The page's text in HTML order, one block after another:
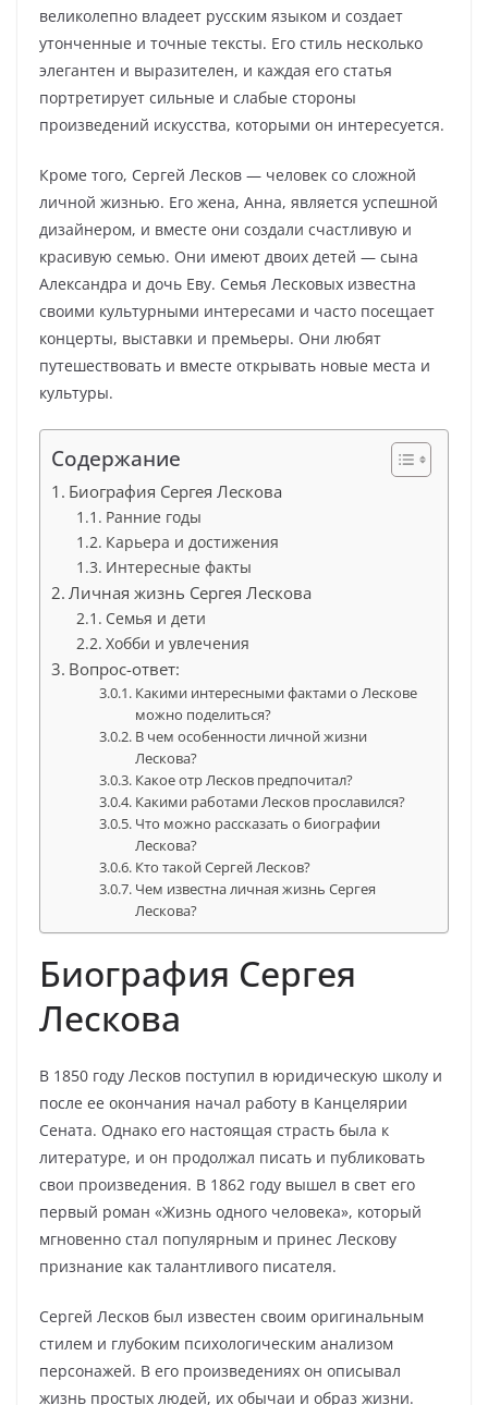
великолепно владеет русским языком и создает
утонченные и точные тексты. Его стиль несколько
элегантен и выразителен, и каждая его статья
портретирует сильные и слабые стороны
произведений искусства, которыми он интересуется.
Кроме того, Сергей Лесков — человек со сложной
личной жизнью. Его жена, Анна, является успешной
дизайнером, и вместе они создали счастливую и
красивую семью. Они имеют двоих детей — сына
Александра и дочь Еву. Семья Лесковых известна
своими культурными интересами и часто посещает
концерты, выставки и премьеры. Они любят
путешествовать и вместе открывать новые места и
культуры.
Содержание
Биография Сергея Лескова
Ранние годы
Карьера и достижения
Интересные факты
Личная жизнь Сергея Лескова
Семья и дети
Хобби и увлечения
Вопрос-ответ:
Какими интересными фактами о Лескове
можно поделиться?
В чем особенности личной жизни
Лескова?
Какое отр Лесков предпочитал?
Какими работами Лесков прославился?
Что можно рассказать о биографии
Лескова?
Кто такой Сергей Лесков?
Чем известна личная жизнь Сергея
Лескова?
Биография Сергея
Лескова
В 1850 году Лесков поступил в юридическую школу и
после ее окончания начал работу в Канцелярии
Сената. Однако его настоящая страсть была к
литературе, и он продолжал писать и публиковать
свои произведения. В 1862 году вышел в свет его
первый роман «Жизнь одного человека», который
мгновенно стал популярным и принес Лескову
признание как талантливого писателя.
Сергей Лесков был известен своим оригинальным
стилем и глубоким психологическим анализом
персонажей. В его произведениях он описывал
жизнь простых людей, их обычаи и образ жизни.